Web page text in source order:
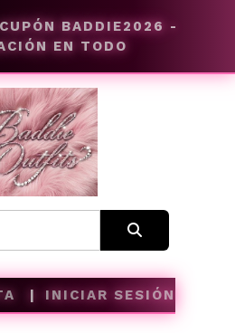
BADDIE2026 -
EN TODO
INICIAR SESIÓN